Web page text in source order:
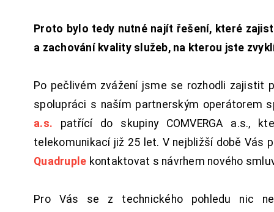
Proto bylo tedy nutné najít řešení, které
a zachování kvality služeb, na kterou jste
Po pečlivém zvážení jsme se rozhodli zajistit
spolupráci s naším partnerským operátorem
a.s. patřící do skupiny COMVERGA a.s.,
telekomunikací již 25 let. V nejbližší době Vás
Quadruple kontaktovat s návrhem nového
Pro Vás se z technického pohledu nic